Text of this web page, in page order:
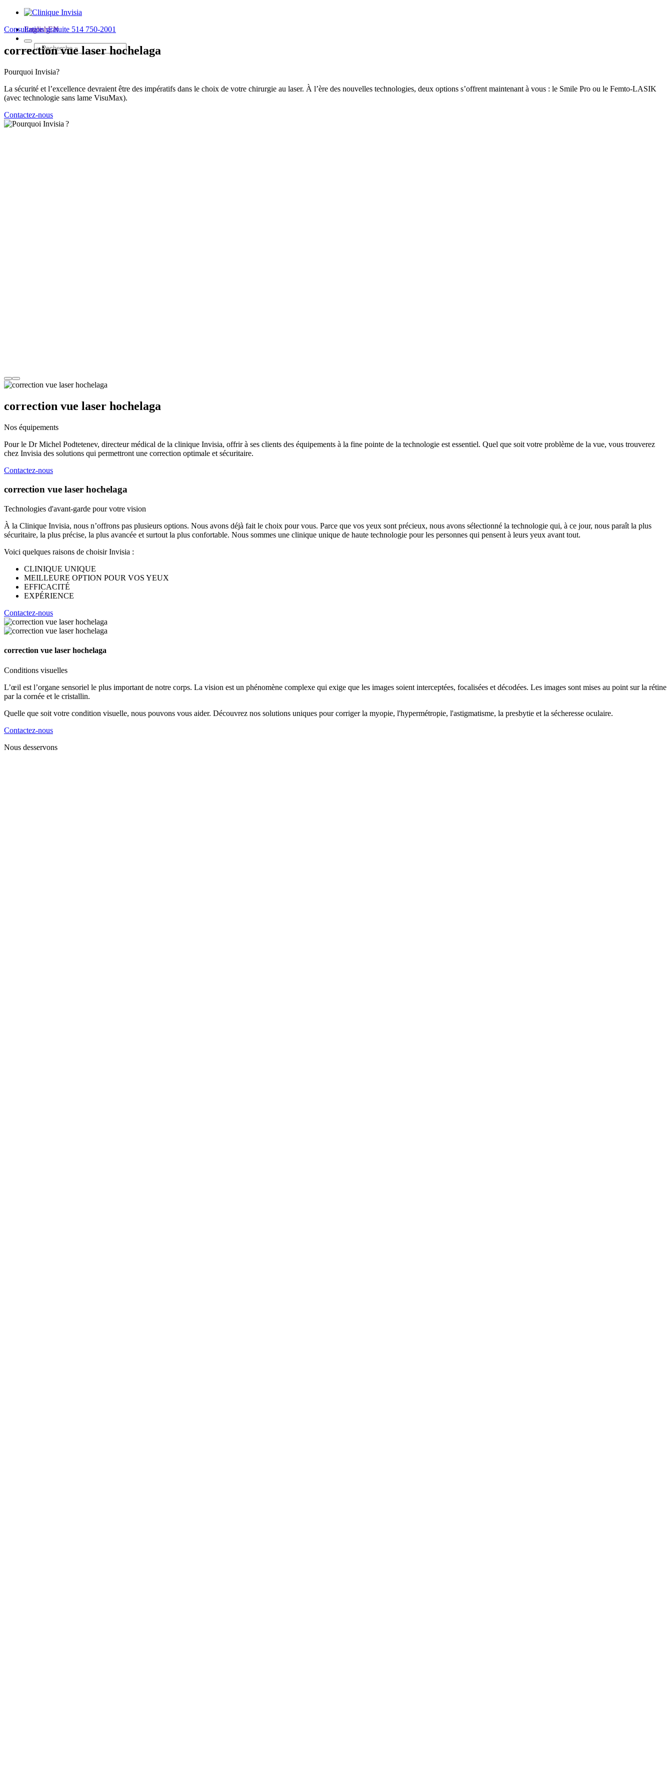
EnglishEN
Consultation gratuite 514 750-2001
correction vue laser hochelaga
Pourquoi Invisia?
La sécurité et l’excellence devraient être des impératifs dans le choix de votre chirurgie au laser. À l’ère des nouvelles technologies, deux options s’offrent maintenant à vous : le Smile Pro ou le Femto-LASIK
(avec technologie sans lame VisuMax).
Contactez-nous
correction vue laser hochelaga
Nos équipements
Pour le Dr Michel Podtetenev, directeur médical de la clinique Invisia, offrir à ses clients des équipements à la fine pointe de la technologie est essentiel. Quel que soit votre problème de la vue, vous trouverez
chez Invisia des solutions qui permettront une correction optimale et sécuritaire.
Contactez-nous
correction vue laser hochelaga
Technologies d'avant-garde pour votre vision
À la Clinique Invisia, nous n’offrons pas plusieurs options. Nous avons déjà fait le choix pour vous. Parce que vos yeux sont précieux, nous avons sélectionné la technologie qui, à ce jour, nous paraît la plus
sécuritaire, la plus précise, la plus avancée et surtout la plus confortable. Nous sommes une clinique unique de haute technologie pour les personnes qui pensent à leurs yeux avant tout.
Voici quelques raisons de choisir Invisia :
CLINIQUE UNIQUE
MEILLEURE OPTION POUR VOS YEUX
EFFICACITÉ
EXPÉRIENCE
Contactez-nous
correction vue laser hochelaga
Conditions visuelles
L’œil est l’organe sensoriel le plus important de notre corps. La vision est un phénomène complexe qui exige que les images soient interceptées, focalisées et décodées. Les images sont mises au point sur la rétine
par la cornée et le cristallin.
Quelle que soit votre condition visuelle, nous pouvons vous aider. Découvrez nos solutions uniques pour corriger la myopie, l'hypermétropie, l'astigmatisme, la presbytie et la sécheresse oculaire.
Contactez-nous
Nous desservons